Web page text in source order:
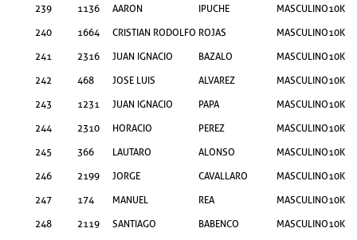
239
1136 AARON IPUCHE MASCULINO10KM
240
1664 CRISTIAN RODOLFO ROJAS MASCULINO10KM
241
2316 JUAN IGNACIO BAZALO MASCULINO10KM
242
468 JOSE LUIS ALVAREZ MASCULINO10KM
243
1231 JUAN IGNACIO PAPA MASCULINO10KM
244
2310 HORACIO PEREZ MASCULINO10KM
245
366 LAUTARO ALONSO MASCULINO10KM
246
2199 JORGE CAVALLARO MASCULINO10KM
247
174 MANUEL REA MASCULINO10KM
248
2119 SANTIAGO BABENCO MASCULINO10KM